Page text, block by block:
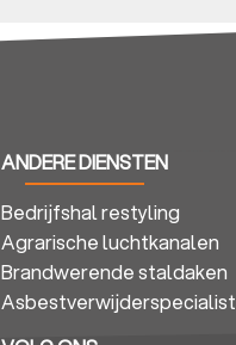
ANDERE DIENSTEN
Bedrijfshal restyling
Agrarische luchtkanalen
Brandwerende staldaken
Asbestverwijderspecialist